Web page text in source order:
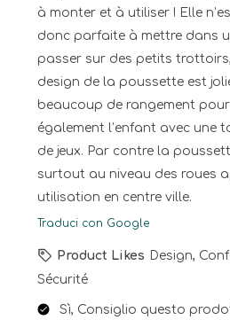
à monter et à utiliser ! Elle
donc parfaite à mettre dans
passer sur des petits
design de la poussette est
beaucoup de rangement
également l’enfant avec une
de jeux. Par contre la
surtout au niveau des roues
utilisation en centre ville.
Traduci con Google
Product Likes
Design,
Sécurité
Sì, Consiglio questo